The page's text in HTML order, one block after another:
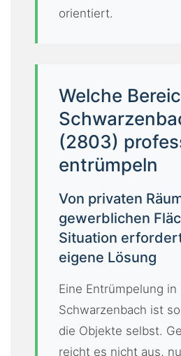
orientiert.
Welche
(2803)
entrümpeln
Von privaten
gewerblichen
Situation
eigene Lösung
Eine Entrümpelung in
Schwarzenbach ist
die Objekte selbst.
reicht es nicht aus,